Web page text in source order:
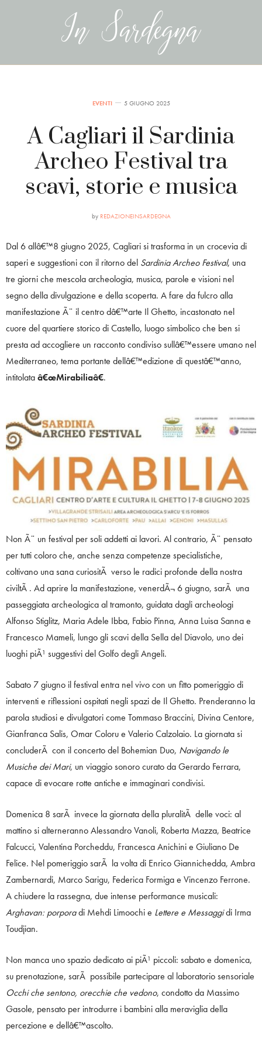
EVENTI 5 GIUGNO 2025
A Cagliari il Sardinia
Archeo Festival tra
scavi, storie e musica
by REDAZIONEINSARDEGNA
Dal 6 allâ€™8 giugno 2025, Cagliari si trasforma in un crocevia di
saperi e suggestioni con il ritorno del Sardinia Archeo Festival, una
tre giorni che mescola archeologia, musica, parole e visioni nel
segno della divulgazione e della scoperta. A fare da fulcro alla
manifestazione Ã¨ il centro dâ€™arte Il Ghetto, incastonato nel
cuore del quartiere storico di Castello, luogo simbolico che ben si
presta ad accogliere un racconto condiviso sullâ€™essere umano nel
Mediterraneo, tema portante dellâ€™edizione di questâ€™anno,
intitolataâ€œMirabiliaâ€.
Non Ã¨ un festival per soli addetti ai lavori. Al contrario, Ã¨ pensato
per tutti coloro che, anche senza competenze specialistiche,
coltivano una sana curiositÃ verso le radici profonde della nostra
civiltÃ . Ad aprire la manifestazione, venerdÃ¬ 6 giugno, sarÃ una
passeggiata archeologica al tramonto, guidata dagli archeologi
Alfonso Stiglitz, Maria Adele Ibba, Fabio Pinna, Anna Luisa Sanna e
Francesco Mameli, lungo gli scavi della Sella del Diavolo, uno dei
luoghi piÃ¹ suggestivi del Golfo degli Angeli.
Sabato 7 giugno il festival entra nel vivo con un fitto pomeriggio di
interventi e riflessioni ospitati negli spazi de Il Ghetto. Prenderanno la
parola studiosi e divulgatori come Tommaso Braccini, Divina Centore,
Gianfranca Salis, Omar Coloru e Valerio Calzolaio. La giornata si
concluderÃ con il concerto del Bohemian Duo, Navigando le
Musiche dei Mari, un viaggio sonoro curato da Gerardo Ferrara,
capace di evocare rotte antiche e immaginari condivisi.
Domenica 8 sarÃ invece la giornata della pluralitÃ delle voci: al
mattino si alterneranno Alessandro Vanoli, Roberta Mazza, Beatrice
Falcucci, Valentina Porcheddu, Francesca Anichini e Giuliano De
Felice. Nel pomeriggio sarÃ la volta di Enrico Giannichedda, Ambra
Zambernardi, Marco Sarigu, Federica Formiga e Vincenzo Ferrone.
A chiudere la rassegna, due intense performance musicali:
Arghavan: porporadi Mehdi Limoochi e Lettere e Messaggidi Irma
Toudjian.
Non manca uno spazio dedicato ai piÃ¹ piccoli: sabato e domenica,
su prenotazione, sarÃ possibile partecipare al laboratorio sensoriale
Occhi che sentono, orecchie che vedono, condotto da Massimo
Gasole, pensato per introdurre i bambini alla meraviglia della
percezione e dellâ€™ascolto.